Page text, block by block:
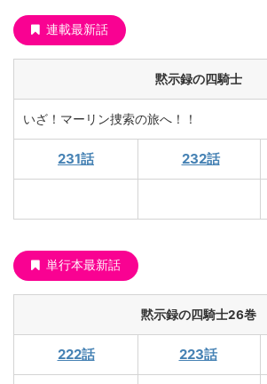
連載最新話
黙示録の四騎士
いざ！マーリン捜索の旅へ！！
231話 232話
単行本最新話
黙示録の四騎士26巻
222話 223話